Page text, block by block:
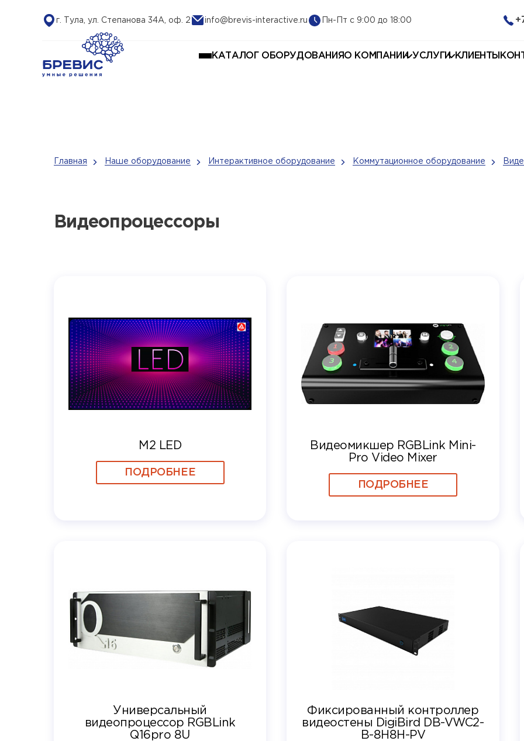
г. Тула, ул. Степанова 34А, оф. 2 info@brevis-interactive.ru Пн-Пт с 9:00 до 18:00
КАТАЛОГ ОБОРУДОВАНИЯ О КОМПАНИИ УСЛУГИ КЛИЕНТЫ
Главная Наше оборудование Интерактивное оборудование Коммутационное оборудование
Видеопроцессоры
M2 LED
ПОДРОБНЕЕ
Видеомикшер RGBLink Mini-
Pro Video Mixer
ПОДРОБНЕЕ
Универсальный
видеопроцессор RGBLink
Q16pro 8U
Фиксированный контроллер
видеостены DigiBird DB-VWC2-
B-8H8H-PV